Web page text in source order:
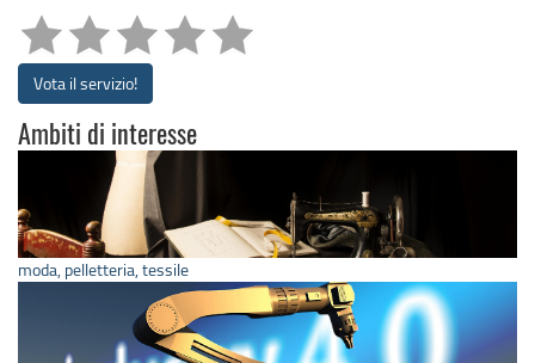
Vota il servizio!
Ambiti di interesse
moda, pelletteria, tessile